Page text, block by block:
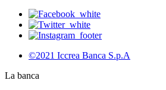
©2021 Iccrea Banca S.p.A
La banca